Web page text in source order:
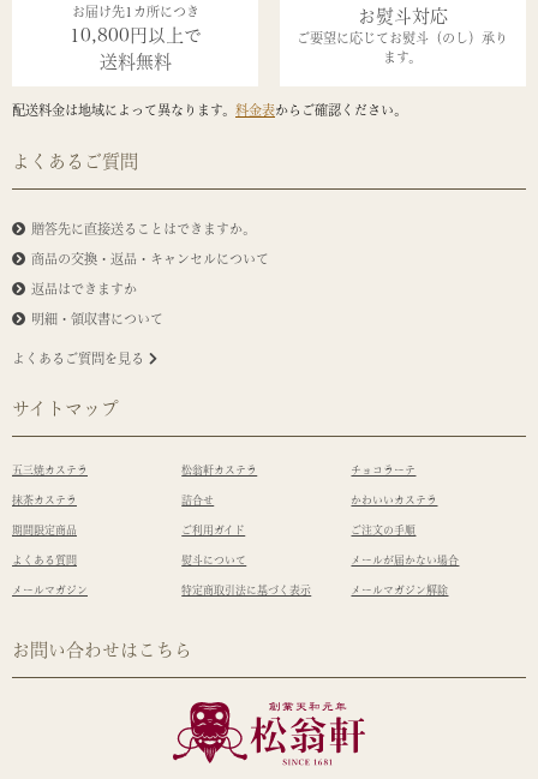
お届け先1カ所につき
10,800円以上で
送料無料
お熨斗対応
ご要望に応じてお熨斗（のし）承り
ます。
配送料金は地域によって異なります。 料金表からご確認ください。
よくあるご質問
贈答先に直接送ることはできますか。
商品の交換・返品・キャンセルについて
返品はできますか
明細・領収書について
よくあるご質問を見る
サイトマップ
五三焼カステラ 松翁軒カステラ チョコラーテ
抹茶カステラ 詰合せ かわいいカステラ
期間限定商品 ご利用ガイド ご注文の手順
よくある質問 熨斗について メールが届かない場合
メールマガジン 特定商取引法に基づく表示 メールマガジン解除
お問い合わせはこちら